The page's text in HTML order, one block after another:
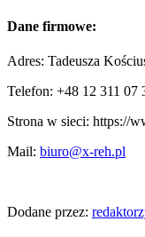
Dane firmowe:
Adres: Tadeusza
Telefon: +48 12 311 07
Strona w sieci: https://
Mail: biuro@x-reh.pl
Dodane przez: